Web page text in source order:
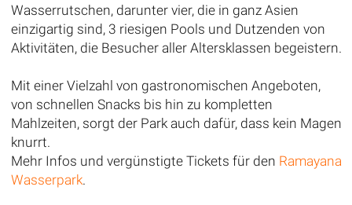
Wasserrutschen, darunter vier, die in ganz Asien
einzigartig sind, 3 riesigen Pools und Dutzenden von
Aktivitäten, die Besucher aller Altersklassen begeistern.
Mit einer Vielzahl von gastronomischen Angeboten,
von schnellen Snacks bis hin zu kompletten
Mahlzeiten, sorgt der Park auch dafür, dass kein Magen
knurrt.
Mehr Infos und vergünstigte Tickets für den Ramayana
Wasserpark.